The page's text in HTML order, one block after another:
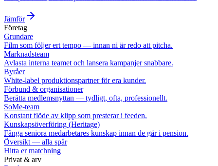
Jämför
Företag
Grundare
Film som följer ert tempo — innan ni är redo att pitcha.
Marknadsteam
Avlasta interna teamet och lansera kampanjer snabbare.
Byråer
White-label produktionspartner för era kunder.
Förbund & organisationer
Berätta medlemsnyttan — tydligt, ofta, professionellt.
SoMe-team
Konstant flöde av klipp som presterar i feeden.
Kunskapsöverföring (Heritage)
Fånga seniora medarbetares kunskap innan de går i pension.
Översikt — alla spår
Hitta er matchning
Privat & arv